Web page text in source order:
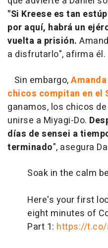
"Si Kreese es tan
por aquí, habrá un
vuelta a prisión.
a disfrutarlo", afirma él.
Sin embargo,
chicos compitan en el
ganamos, los chicos
unirse a Miyagi-Do.
días de sensei a
terminado", asegura
Soak in the calm
Here's your first
eight minutes of
Part 1: https://t.co/